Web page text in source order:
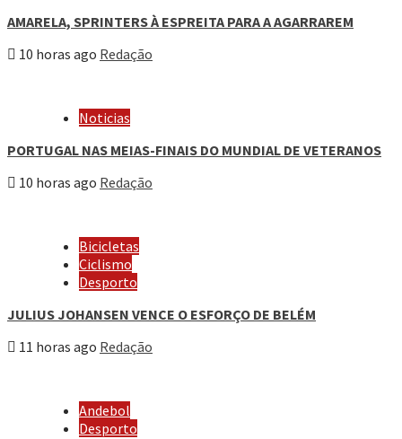
AMARELA, SPRINTERS À ESPREITA PARA A AGARRAREM
10 horas ago Redação
Noticias
PORTUGAL NAS MEIAS-FINAIS DO MUNDIAL DE VETERANOS
10 horas ago Redação
Bicicletas
Ciclismo
Desporto
JULIUS JOHANSEN VENCE O ESFORÇO DE BELÉM
11 horas ago Redação
Andebol
Desporto